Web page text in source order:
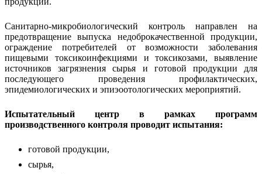
Санитарно-микробиологический контроль направлен на
предотвращение выпуска недоброкачественной продукции,
ограждение потребителей от возможности заболевания
пищевыми токсикоинфекциями и токсикозами, выявление
источников загрязнения сырья и готовой продукции для
последующего проведения профилактических,
эпидемиологических и эпиэоотологических мероприятий.
Испытательный центр в рамках программ
производственного контроля проводит испытания:
готовой продукции,
сырья,